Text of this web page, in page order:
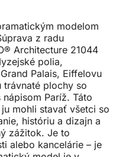
modelom
z radu
Architecture 21044
polia,
Palais, Eiffelovu
trávnaté plochy so
Paríž. Táto
mohli stavať všetci so
históriu a dizajn a
zážitok. Je to
alebo kancelárie – je